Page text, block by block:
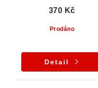
Prodáno
370 Kč
Detail